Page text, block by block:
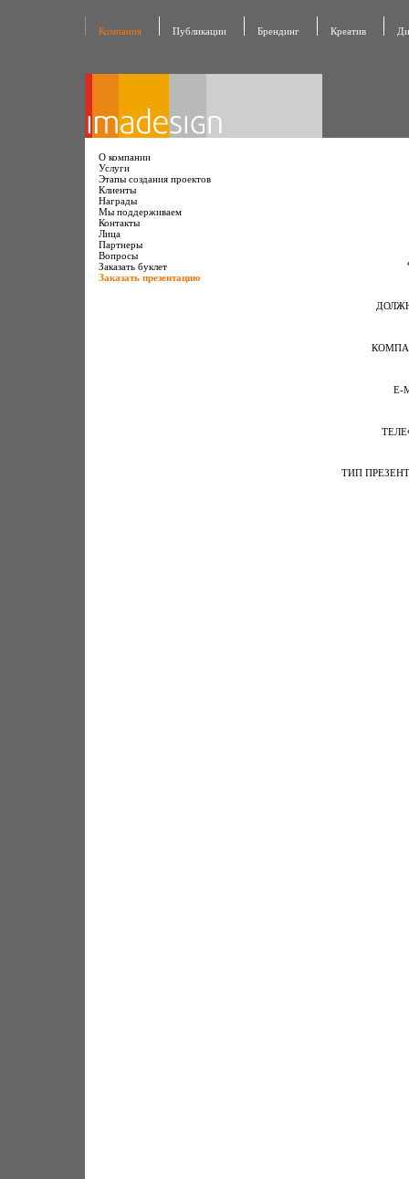
Компания Публикации Брендинг Креатив
О компании
Услуги
Этапы создания проектов
Клиенты
Награды
Мы поддерживаем
Контакты
Лица
Партнеры
Вопросы
Заказать буклет
Заказать презентацию
E-
ТИП